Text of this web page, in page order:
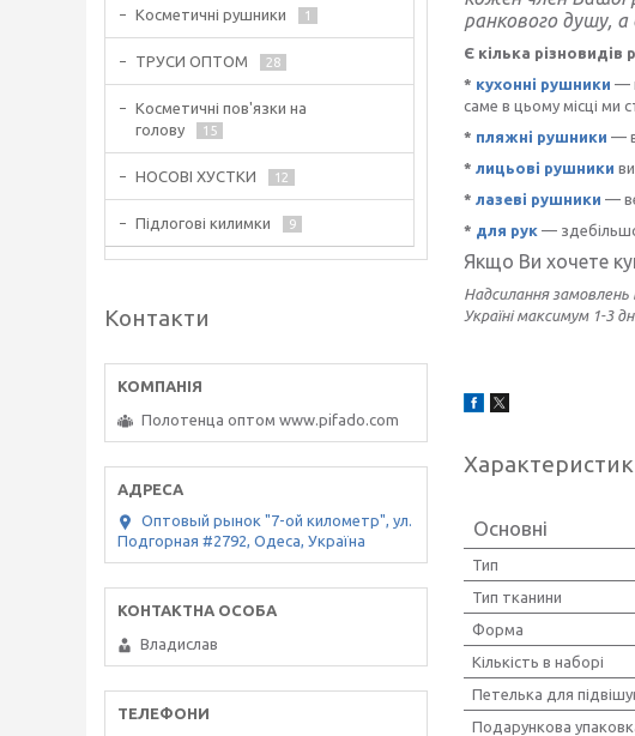
ранкового душу, а
Є кілька різновидів
* кухонні рушники —
саме в цьому місці ми
* пляжні рушники —
* лицьові рушники
* лазеві рушники —
* для рук —
Якщо Ви хочете
Надсилання
Україні максимум 1-3
Основні
Тип
Тип тканини
Форма
Кількість в наборі
Петелька для
Подарункова
Косметичні рушники 1
ТРУСИ ОПТОМ 28
Косметичні пов'язки на
голову
15
НОСОВІ ХУСТКИ 12
Підлогові килимки 9
Контакти
Полотенца оптом www.pifado.com
Оптовый рынок "7-ой километр", ул.
Подгорная #2792, Одеса, Україна
Владислав